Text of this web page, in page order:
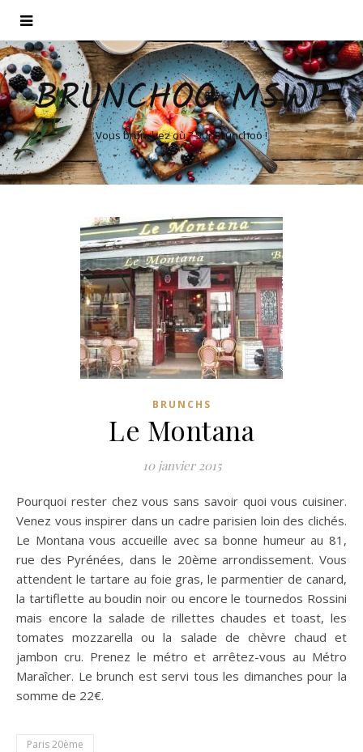
BRUNCHOO MSWP
Vous brunchez où ? Sur Brunchoo !
BRUNCHS
Le Montana
10 janvier 2015
Pourquoi rester chez vous sans savoir quoi vous cuisiner.
Venez vous inspirer dans un cadre parisien loin des clichés.
Le Montana vous accueille avec sa bonne humeur au 81,
rue des Pyrénées, dans le 20ème arrondissement. Vous
attendent le tartare au foie gras, le parmentier de canard,
la tartiflette au boudin noir ou encore le tournedos Rossini
mais encore la salade de rillettes chaudes et toast, les
tomates mozzarella ou la salade de chèvre chaud et
jambon cru. Prenez le métro et arrêtez-vous au Métro
Maraîcher. Le brunch est servi tous les dimanches pour la
somme de 22€.
Paris 20ème